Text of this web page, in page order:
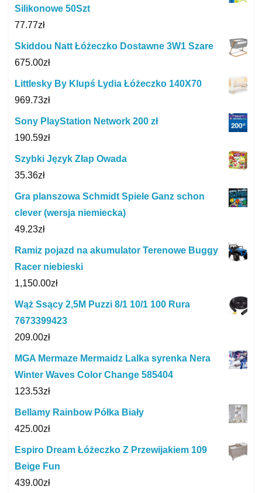
Silikonowe 50Szt
77.77zł
Skiddou Natt Łóżeczko Dostawne 3W1 Szare
675.00zł
Littlesky By Klupś Lydia Łóżeczko 140X70
969.73zł
Sony PlayStation Network 200 zł
190.59zł
Szybki Język Złap Owada
35.36zł
Gra planszowa Schmidt Spiele Ganz schon
clever (wersja niemiecka)
49.23zł
Ramiz pojazd na akumulator Terenowe Buggy
Racer niebieski
1,150.00zł
Wąż Ssący 2,5M Puzzi 8/1 10/1 100 Rura
7673399423
209.00zł
MGA Mermaze Mermaidz Lalka syrenka Nera
Winter Waves Color Change 585404
123.53zł
Bellamy Rainbow Półka Biały
425.00zł
Espiro Dream Łóżeczko Z Przewijakiem 109
Beige Fun
439.00zł